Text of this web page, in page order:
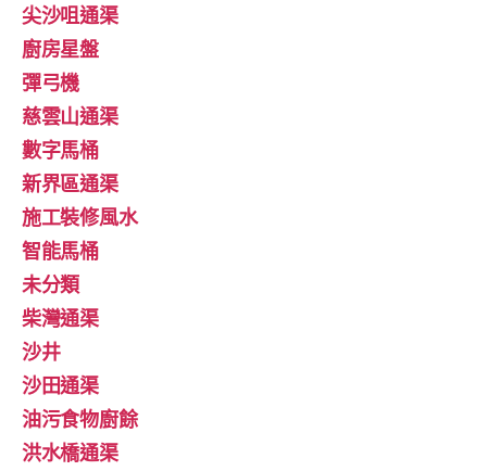
尖沙咀通渠
廚房星盤
彈弓機
慈雲山通渠
數字馬桶
新界區通渠
施工裝修風水
智能馬桶
未分類
柴灣通渠
沙井
沙田通渠
油污食物廚餘
洪水橋通渠